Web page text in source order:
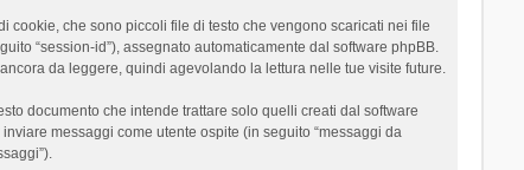
cookie, che sono piccoli file di testo che vengono scaricati nei file
“session-id”), assegnato automaticamente dal software phpBB.
da leggere, quindi agevolando la lettura nelle tue visite future.
documento che intende trattare solo quelli creati dal software
messaggi come utente ospite (in seguito “messaggi da